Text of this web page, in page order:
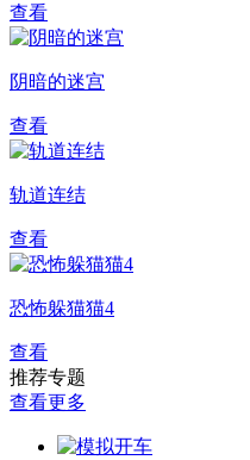
查看
阴暗的迷宫
查看
轨道连结
查看
恐怖躲猫猫4
查看
推荐专题
查看更多